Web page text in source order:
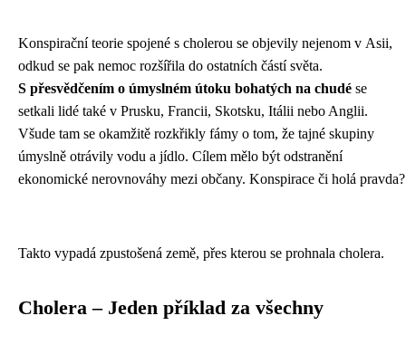
Konspirační teorie spojené s cholerou se objevily nejenom v Asii,
odkud se pak nemoc rozšířila do ostatních částí světa.
S přesvědčením o úmyslném útoku bohatých na chudé se
setkali lidé také v Prusku, Francii, Skotsku, Itálii nebo Anglii.
Všude tam se okamžitě rozkřikly fámy o tom, že tajné skupiny
úmyslně otrávily vodu a jídlo. Cílem mělo být odstranění
ekonomické nerovnováhy mezi občany. Konspirace či holá pravda?
Takto vypadá zpustošená země, přes kterou se prohnala cholera.
Cholera – Jeden příklad za všechny